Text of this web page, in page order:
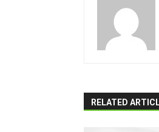
RELATED